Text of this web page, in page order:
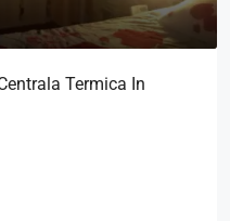
Termica In